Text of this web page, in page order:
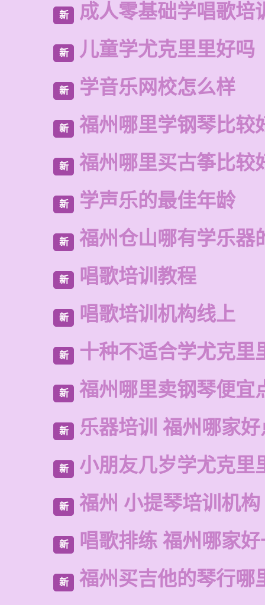
新 成人零基础学唱歌培
新 儿童学尤克里里好吗
新 学音乐网校怎么样
新 福州哪里学钢琴比较
新 福州哪里买古筝比较
新 学声乐的最佳年龄
新 福州仓山哪有学乐器
新 唱歌培训教程
新 唱歌培训机构线上
新 十种不适合学尤克里
新 福州哪里卖钢琴便宜
新 乐器培训 福州哪家好
新 小朋友几岁学尤克里
新 福州 小提琴培训机构
新 唱歌排练 福州哪家
新 福州买吉他的琴行哪